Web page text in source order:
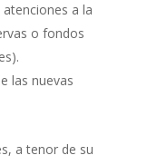
a la
o fondos
las nuevas
a tenor de su